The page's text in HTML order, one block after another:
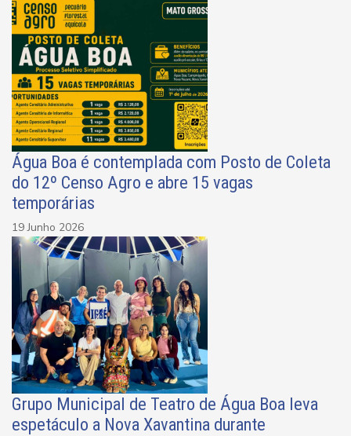
Água Boa é contemplada com Posto de Coleta
do 12º Censo Agro e abre 15 vagas
temporárias
19 Junho 2026
Grupo Municipal de Teatro de Água Boa leva
espetáculo a Nova Xavantina durante